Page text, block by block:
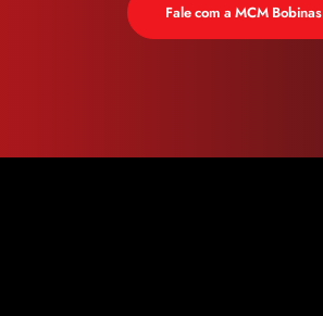
Fale com a MCM Bobinas